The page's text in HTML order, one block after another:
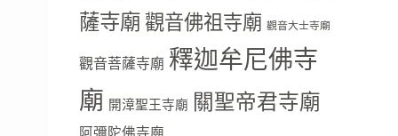
薩寺廟觀音佛祖寺廟 觀音大士寺廟
觀音菩薩寺廟 釋迦牟尼佛寺
廟 開漳聖王寺廟 關聖帝君寺廟